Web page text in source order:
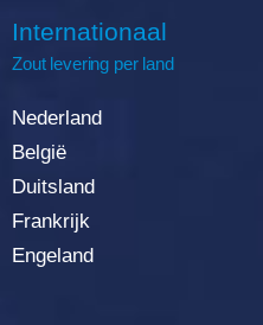
Internationaal
Zout levering per land
Nederland
België
Duitsland
Frankrijk
Engeland